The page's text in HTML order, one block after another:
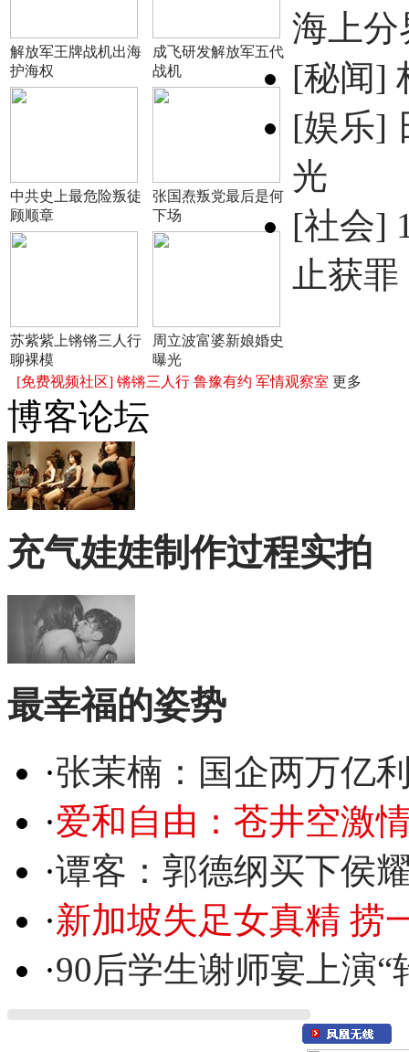
解放军王牌战机出海
护海权
成飞研发解放军五代
战机
中共史上最危险叛徒
顾顺章
张国焘叛党最后是何
下场
苏紫紫上锵锵三人行
聊裸模
周立波富婆新娘婚史
曝光
海上分
[秘闻]
[娱乐]
光
[社会]
止获罪
[免费视频社区] 锵锵三人行 鲁豫有约 军情观察室 更多
博客论坛
充气娃娃制作过程实拍
最幸福的姿势
·张茉楠：国企两万亿
·爱和自由：苍井空激
·谭客：郭德纲买下侯
·新加坡失足女真精 捞
·90后学生谢师宴上演“